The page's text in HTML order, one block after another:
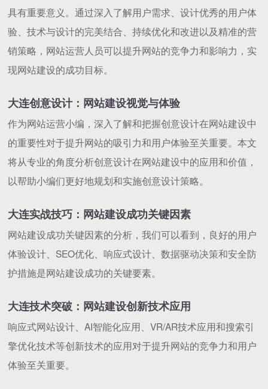
具有重要意义。通过深入了解用户需求、设计优秀的用户体
验、技术与设计的完美结合、持续优化和改进以及精准的营
销策略，网站运营人员可以提升网站的竞争力和影响力，实
现网站建设的成功目标。
大连创意设计：网站建设视觉与体验
作为网站运营小编，深入了解和把握创意设计在网站建设中
的重要性对于提升网站的吸引力和用户体验至关重要。本文
将从专业的角度分析创意设计在网站建设中的应用和价值，
以帮助小编们更好地规划和实施创意设计策略。
大连实战技巧：网站建设成功关键因素
网站建设成功关键因素的分析，我们可以看到，良好的用户
体验设计、SEO优化、响应式设计、数据驱动决策和安全防
护措施是网站建设成功的关键要素。
大连技术突破：网站建设创新技术应用
响应式网站设计、AI智能化应用、VR/AR技术应用和搜索引
擎优化技术等创新技术的应用对于提升网站的竞争力和用户
体验至关重要。